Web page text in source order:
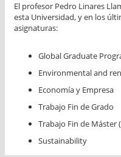
El profesor Pedro Linares
esta Universidad, y en los
asignaturas:
Global Graduate
Environmental and
Economía y Empresa
Trabajo Fin de Grado
Trabajo Fin de Máster
Sustainability